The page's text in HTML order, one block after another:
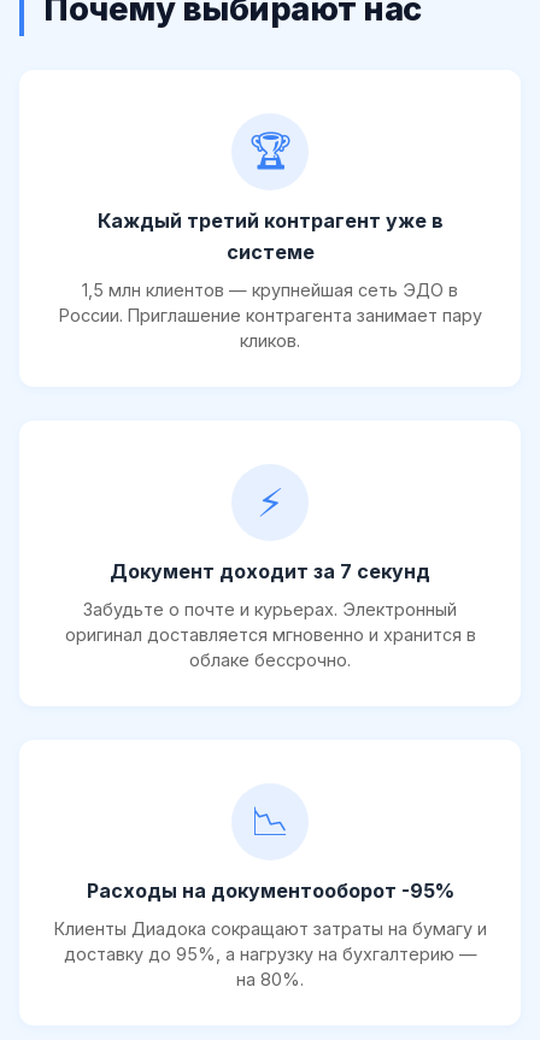
Почему выбирают нас
🏆
Каждый третий контрагент уже в
системе
1,5 млн клиентов — крупнейшая сеть ЭДО в
России. Приглашение контрагента занимает пару
кликов.
⚡
Документ доходит за 7 секунд
Забудьте о почте и курьерах. Электронный
оригинал доставляется мгновенно и хранится в
облаке бессрочно.
📉
Расходы на документооборот -95%
Клиенты Диадока сокращают затраты на бумагу и
доставку до 95%, а нагрузку на бухгалтерию —
на 80%.